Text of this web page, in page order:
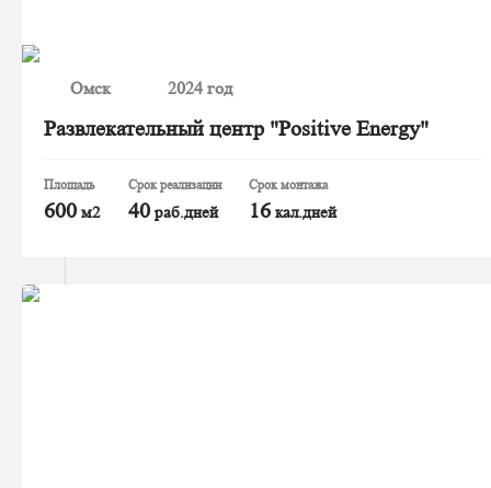
Омск 2024 год
Развлекательный центр "Positive Energy"
Площадь
600 м2
Срок реализации
40 раб.дней
Срок монтажа
16 кал.дней